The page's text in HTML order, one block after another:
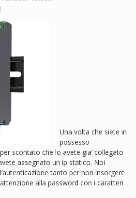
Una volta che siete in
possesso
scontato che lo avete gia’ collegato
assegnato un ip statico. Noi
tanto per non insorgere
alla password con i caratteri